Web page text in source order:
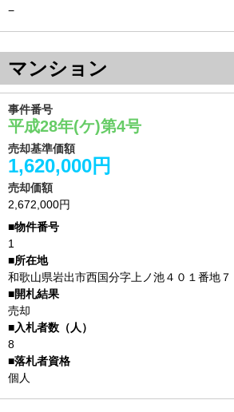
−
マンション
事件番号
平成28年(ケ)第4号
売却基準価額
1,620,000円
売却価額
2,672,000円
1
和歌山県岩出市西国分字上ノ池４０１番地７
売却
8
個人